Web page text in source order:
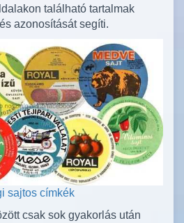
található tartalmak
azonosítását segíti.
sajtos címkék
csak sok gyakorlás után